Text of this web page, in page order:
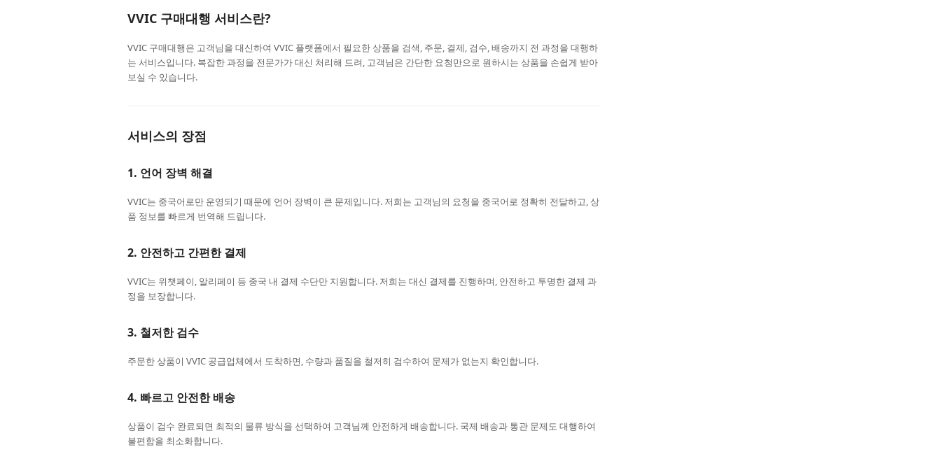
VVIC 구매대행 서비스란?
VVIC 구매대행은 고객님을 대신하여 VVIC 플랫폼에서 필요한 상품을 검색, 주문, 결제, 검수, 배송까지 전 과정을 대행하
는 서비스입니다. 복잡한 과정을 전문가가 대신 처리해 드려, 고객님은 간단한 요청만으로 원하시는 상품을 손쉽게 받아
보실 수 있습니다.
서비스의 장점
1. 언어 장벽 해결
VVIC는 중국어로만 운영되기 때문에 언어 장벽이 큰 문제입니다. 저희는 고객님의 요청을 중국어로 정확히 전달하고, 상
품 정보를 빠르게 번역해 드립니다.
2. 안전하고 간편한 결제
VVIC는 위챗페이, 알리페이 등 중국 내 결제 수단만 지원합니다. 저희는 대신 결제를 진행하며, 안전하고 투명한 결제 과
정을 보장합니다.
3. 철저한 검수
주문한 상품이 VVIC 공급업체에서 도착하면, 수량과 품질을 철저히 검수하여 문제가 없는지 확인합니다.
4. 빠르고 안전한 배송
상품이 검수 완료되면 최적의 물류 방식을 선택하여 고객님께 안전하게 배송합니다. 국제 배송과 통관 문제도 대행하여
불편함을 최소화합니다.